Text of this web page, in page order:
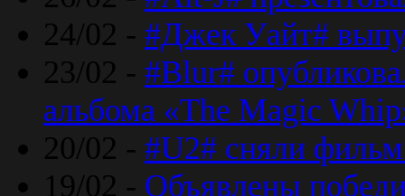
24/02 - #Джек Уайт#
23/02 - #Blur#
альбома «The Magic
20/02 - #U2# сняли
19/02 - Объявлены